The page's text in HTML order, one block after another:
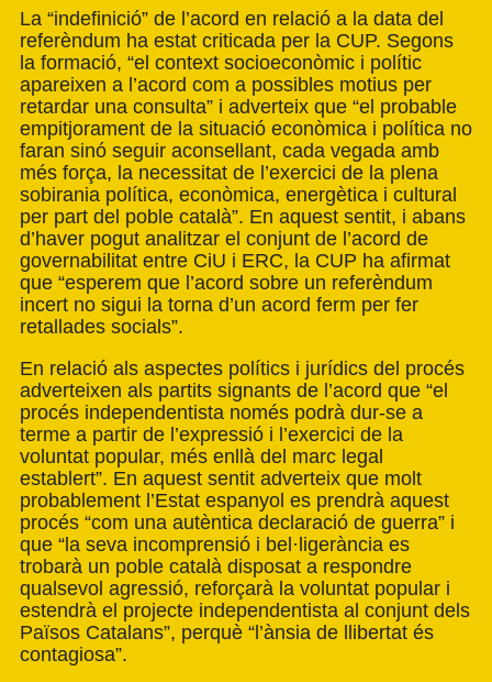
La “indefinició” de l’acord en relació a la data del
referèndum ha estat criticada per la CUP. Segons
la formació, “el context socioeconòmic i polític
apareixen a l’acord com a possibles motius per
retardar una consulta” i adverteix que “el probable
empitjorament de la situació econòmica i política no
faran sinó seguir aconsellant, cada vegada amb
més força, la necessitat de l’exercici de la plena
sobirania política, econòmica, energètica i cultural
per part del poble català”. En aquest sentit, i abans
d’haver pogut analitzar el conjunt de l’acord de
governabilitat entre CiU i ERC, la CUP ha afirmat
que “esperem que l’acord sobre un referèndum
incert no sigui la torna d’un acord ferm per fer
retallades socials”.
En relació als aspectes polítics i jurídics del procés
adverteixen als partits signants de l’acord que “el
procés independentista només podrà dur-se a
terme a partir de l’expressió i l’exercici de la
voluntat popular, més enllà del marc legal
establert”. En aquest sentit adverteix que molt
probablement l’Estat espanyol es prendrà aquest
procés “com una autèntica declaració de guerra” i
que “la seva incomprensió i bel·ligerància es
trobarà un poble català disposat a respondre
qualsevol agressió, reforçarà la voluntat popular i
estendrà el projecte independentista al conjunt dels
Països Catalans”, perquè “l’ànsia de llibertat és
contagiosa”.